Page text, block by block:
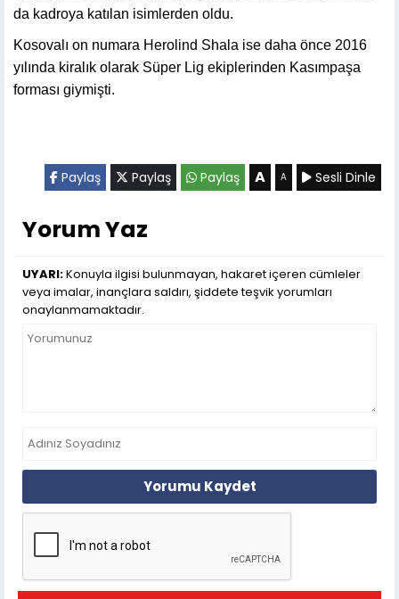
da kadroya katılan isimlerden oldu.
Kosovalı on numara Herolind Shala ise daha önce 2016
yılında kiralık olarak Süper Lig ekiplerinden Kasımpaşa
forması giymişti.
Paylaş Paylaş Paylaş A A Sesli Dinle
Yorum Yaz
UYARI:Konuyla ilgisi bulunmayan, hakaret içeren cümleler
veya imalar, inançlara saldırı, şiddete teşvik yorumları
onaylanmamaktadır.
Yorumu Kaydet